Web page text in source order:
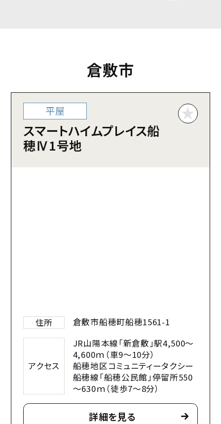
倉敷市
平屋
スマートハイムプレイス船
穂Ⅳ1号地
住所 倉敷市船穂町船穂1561-1
アクセス
JR山陽本線「新倉敷」駅4,500～
4,600ｍ（車9～10分）
船穂地区コミュニティータクシー
船穂線「船穂公民館」停留所550
～630ｍ（徒歩7～8分）
詳細を見る